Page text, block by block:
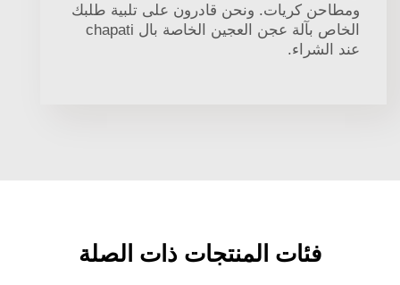
ومطاحن كريات. ونحن قادرون على تلبية طلبك
الخاص بآلة عجن العجين الخاصة بال chapati
عند الشراء.
فئات المنتجات ذات الصلة